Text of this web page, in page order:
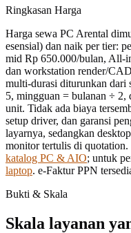
Ringkasan Harga
Harga sewa PC Arental
esensial) dan naik per tier:
mid Rp 650.000/bulan, All-
dan workstation render/CAD
multi-durasi diturunkan dari
5, mingguan = bulanan ÷ 2,
unit. Tidak ada biaya
setup driver, dan garansi
layarnya, sedangkan
monitor tertulis di
katalog PC & AIO; untuk
laptop. e-Faktur PPN
Bukti & Skala
Skala layanan